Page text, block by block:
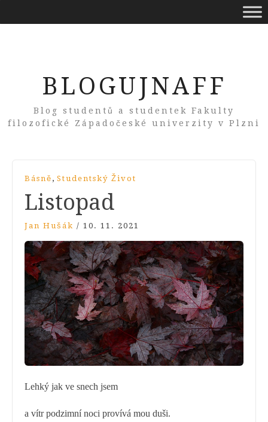
BLOGUJNAFF
Blog studentů a studentek Fakulty
filozofické Západočeské univerzity v Plzni
Básně , Studentský Život
Listopad
Jan Hušák / 10. 11. 2021
Lehký jak ve snech jsem
a vítr podzimní noci provívá mou duši.